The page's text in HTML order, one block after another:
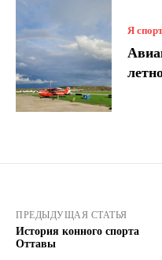
Я
ПРЕДЫДУЩАЯ СТАТЬЯ
История конного спорта
Оттавы